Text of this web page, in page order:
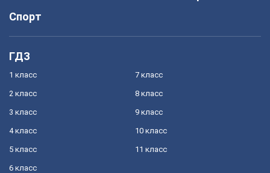
Спорт
ГДЗ
1 класс
2 класс
3 класс
4 класс
5 класс
6 класс
7 класс
8 класс
9 класс
10 класс
11 класс